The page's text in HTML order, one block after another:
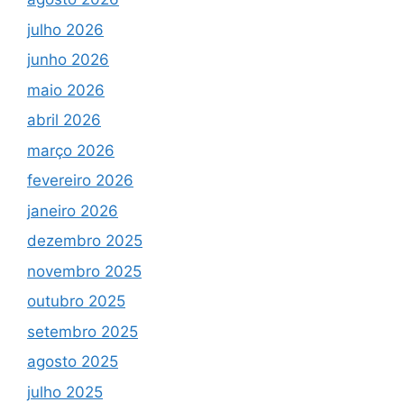
julho 2026
junho 2026
maio 2026
abril 2026
março 2026
fevereiro 2026
janeiro 2026
dezembro 2025
novembro 2025
outubro 2025
setembro 2025
agosto 2025
julho 2025